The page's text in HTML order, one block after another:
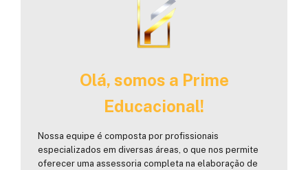
Olá, somos a Prime
Educacional!
Nossa equipe é composta por profissionais
especializados em diversas áreas, o que nos permite
oferecer uma assessoria completa na elaboração de